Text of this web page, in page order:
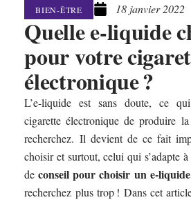
BIEN-ÊTRE 18 janvier 2022
Quelle e-liquide
pour votre
électronique ?
L’e-liquide est sans doute, ce
cigarette électronique de produire
recherchez. Il devient de ce fait
choisir et surtout, celui qui s’adapte
deconseil pour choisir un e-
recherchez plus trop ! Dans cet